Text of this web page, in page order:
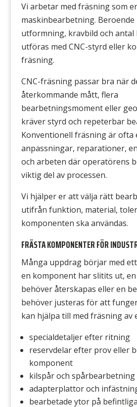
Vi arbetar med fräsning som
maskinbearbetning. Beroende
utformning, kravbild och antal
utföras med CNC-styrd eller
fräsning.
CNC-fräsning passar bra när
återkommande mått, flera
bearbetningsmoment eller
kräver styrd och repeterbar
Konventionell fräsning är ofta
anpassningar, reparationer,
och arbeten där operatörens
viktig del av processen.
Vi hjälper er att välja rätt
utifrån funktion, material,
komponenten ska användas.
FRÄSTA KOMPONENTER FÖR
Många uppdrag börjar med
en komponent har slitits ut,
behöver återskapas eller en
behöver justeras för att
kan hjälpa till med fräsning av
specialdetaljer efter ritning
reservdelar efter prov eller
komponent
kilspår och spårbearbetning
adapterplattor och
bearbetade ytor på